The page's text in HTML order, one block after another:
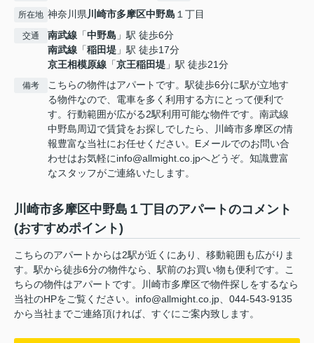
所在地 神奈川県川崎市多摩区中野島 １丁目
交通 南武線 「中野島 」駅 徒歩6分
南武線 「稲田堤 」駅 徒歩17分
京王相模原線 「京王稲田堤 」駅 徒歩21分
備考
こちらの物件はアパートです。駅徒歩6分に駅が立地す
る物件なので、電車を多く利用する方にとって便利で
す。行動範囲が広がる2駅利用可能な物件です。南武線
中野島周辺で賃貸をお探しでしたら、川崎市多摩区の情
報豊富な当社にお任せください。Eメールでのお問い合
わせはお気軽にinfo@allmight.co.jpへどうぞ。知識豊富
なスタッフがご連絡いたします。
川崎市多摩区中野島１丁目のアパートのコメント
(おすすめポイント)
こちらのアパートからは2駅が近くにあり、移動範囲も広がりま
す。駅から徒歩6分の物件なら、駅前のお買い物も便利です。こ
ちらの物件はアパートです。川崎市多摩区で物件探しをするなら
当社のHPをご覧ください。info@allmight.co.jp、044-543-9135
から当社までご連絡頂ければ、すぐにご案内致します。